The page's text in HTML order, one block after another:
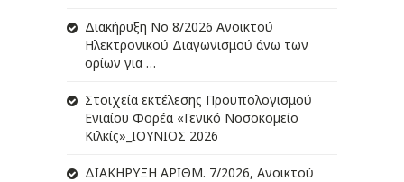
Διακήρυξη Νο 8/2026 Ανοικτού
Ηλεκτρονικού Διαγωνισμού άνω των
ορίων για …
Στοιχεία εκτέλεσης Προϋπολογισμού
Ενιαίου Φορέα «Γενικό Νοσοκομείο
Κιλκίς»_ΙΟΥΝΙΟΣ 2026
ΔIΑΚΗΡΥΞΗ ΑΡIΘΜ. 7/2026, Ανοικτού